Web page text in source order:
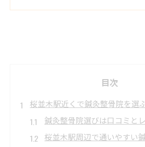
目次
桜並木駅近くで鍼灸整骨院を選
鍼灸整骨院選びは口コミと
桜並木駅周辺で通いやすい